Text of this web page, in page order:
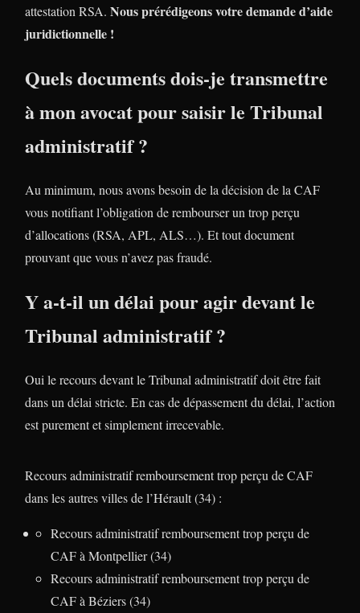
attestation RSA. Nous prérédigeons votre demande d’aide
juridictionnelle !
Quels documents dois-je transmettre
à mon avocat pour saisir le Tribunal
administratif ?
Au minimum, nous avons besoin de la décision de la CAF
vous notifiant l’obligation de rembourser un trop perçu
d’allocations (RSA, APL, ALS…). Et tout document
prouvant que vous n’avez pas fraudé.
Y a-t-il un délai pour agir devant le
Tribunal administratif ?
Oui le recours devant le Tribunal administratif doit être fait
dans un délai stricte. En cas de dépassement du délai, l’action
est purement et simplement irrecevable.
Recours administratif remboursement trop perçu de CAF
dans les autres villes de l’Hérault (34) :
Recours administratif remboursement trop perçu de
CAF à Montpellier (34)
Recours administratif remboursement trop perçu de
CAF à Béziers (34)